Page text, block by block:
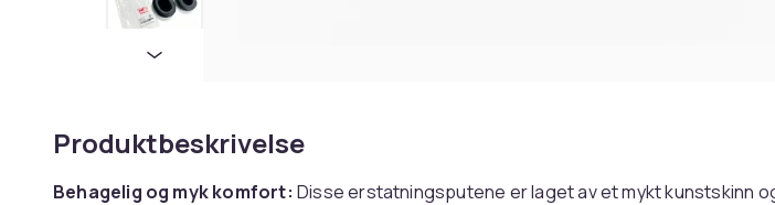
Produktbeskrivelse
Behagelig og myk komfort: Disse erstatningsputene er laget av et mykt kunstskinn